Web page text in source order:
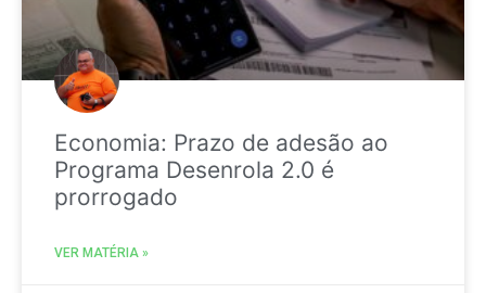
Economia: Prazo de adesão ao
Programa Desenrola 2.0 é
prorrogado
VER MATÉRIA »